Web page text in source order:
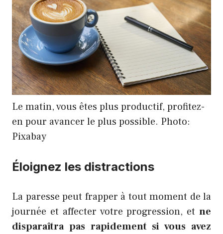
Le matin, vous êtes plus productif, profitez-
en pour avancer le plus possible. Photo:
Pixabay
Éloignez les distractions
La paresse peut frapper à tout moment de la
journée et affecter votre progression, et ne
disparaîtra pas rapidement si vous avez